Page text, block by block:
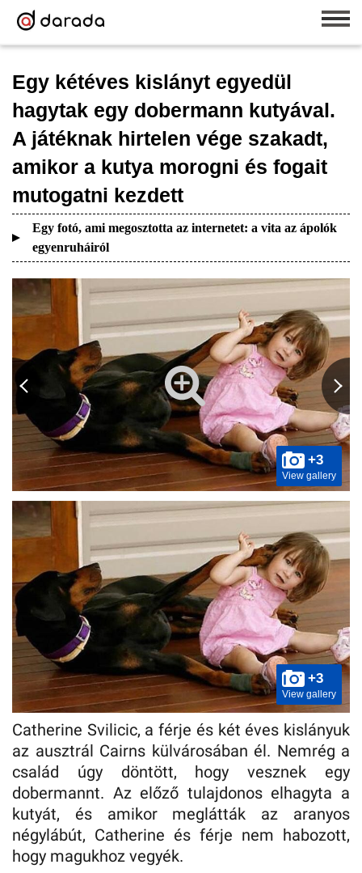
Egy kétéves kislányt egyedül
hagytak egy dobermann kutyával.
A játéknak hirtelen vége szakadt,
amikor a kutya morogni és fogait
mutogatni kezdett
Egy fotó, ami megosztotta az internetet: a vita az ápolók
egyenruháiról
+3
View gallery
+3
View gallery
Catherine Svilicic, a férje és két éves kislányuk
az ausztrál Cairns külvárosában él. Nemrég a
család úgy döntött, hogy vesznek egy
dobermannt. Az előző tulajdonos elhagyta a
kutyát, és amikor meglátták az aranyos
négylábút, Catherine és férje nem habozott,
hogy magukhoz vegyék.